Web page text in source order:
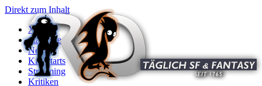
Direkt zum Inhalt
X
Startseite
News
Kinostarts
Streaming
Kritiken